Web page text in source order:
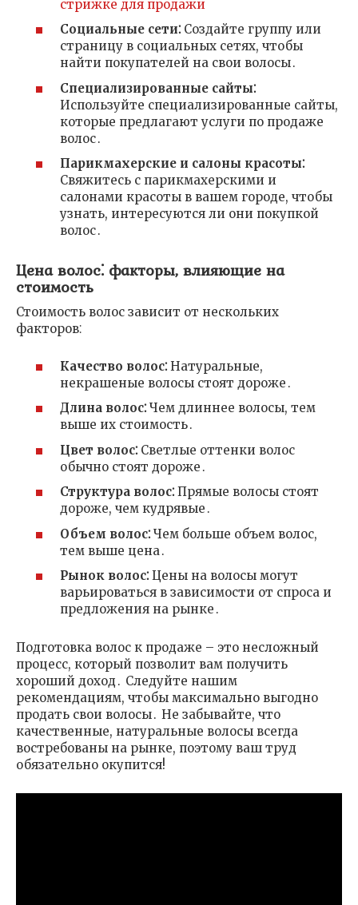
стрижке для продажи
Социальные сети⁚ Создайте группу или
страницу в социальных сетях, чтобы
найти покупателей на свои волосы․
Специализированные сайты⁚
Используйте специализированные сайты,
которые предлагают услуги по продаже
волос․
Парикмахерские и салоны красоты⁚
Свяжитесь с парикмахерскими и
салонами красоты в вашем городе, чтобы
узнать, интересуются ли они покупкой
волос․
Цена волос⁚ факторы, влияющие на
стоимость
Стоимость волос зависит от нескольких
факторов⁚
Качество волос⁚ Натуральные,
некрашеные волосы стоят дороже․
Длина волос⁚ Чем длиннее волосы, тем
выше их стоимость․
Цвет волос⁚ Светлые оттенки волос
обычно стоят дороже․
Структура волос⁚ Прямые волосы стоят
дороже, чем кудрявые․
Объем волос⁚ Чем больше объем волос,
тем выше цена․
Рынок волос⁚ Цены на волосы могут
варьироваться в зависимости от спроса и
предложения на рынке․
Подготовка волос к продаже – это несложный
процесс, который позволит вам получить
хороший доход․ Следуйте нашим
рекомендациям, чтобы максимально выгодно
продать свои волосы․ Не забывайте, что
качественные, натуральные волосы всегда
востребованы на рынке, поэтому ваш труд
обязательно окупится!